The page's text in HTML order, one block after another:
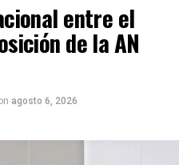
entre el
de la AN
agosto 6, 2026